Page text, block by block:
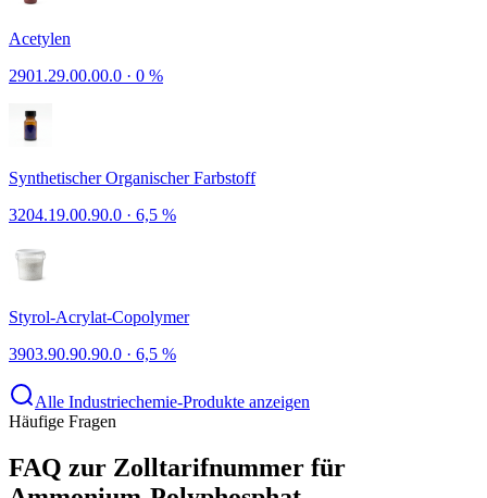
Acetylen
2901.29.00.00.0 · 0 %
Synthetischer Organischer Farbstoff
3204.19.00.90.0 · 6,5 %
Styrol-Acrylat-Copolymer
3903.90.90.90.0 · 6,5 %
Alle Industriechemie-Produkte anzeigen
Häufige Fragen
FAQ zur Zolltarifnummer für